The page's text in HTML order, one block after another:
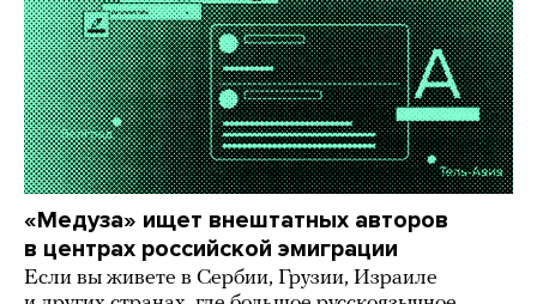
«Медуза» ищет внештатных авторов
в центрах российской эмиграции
Если вы живете в Сербии, Грузии, Израиле